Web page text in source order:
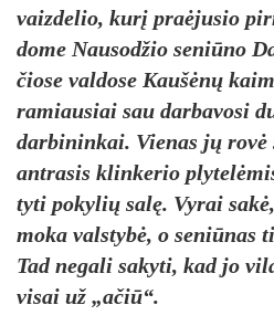
vaiz­de­lio, ku­rį praė­ju­sio
do­me Nau­so­džio se­niū­no
čio­se val­do­se Kau­šė­nų
ra­miau­siai sau dar­ba­vo­si
dar­bi­nin­kai. Vie­nas jų ro­vė
ant­ra­sis klin­ke­rio
ty­ti po­ky­lių sa­lę. Vy­rai
mo­ka vals­ty­bė, o se­niū­nas
Tad ne­ga­li sa­ky­ti, kad jo
vi­sai už „ačiū“.